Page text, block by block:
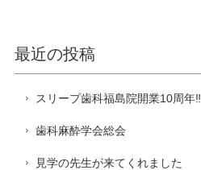
最近の投稿
スリープ歯科福島院開業10周年‼️
歯科麻酔学会総会
見学の先生が来てくれました